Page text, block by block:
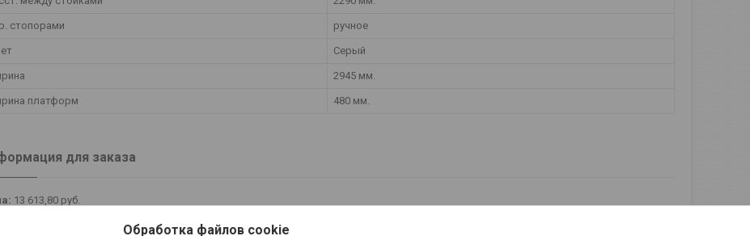
стопорами ручное
Серый
2945 мм.
платформ 480 мм.
для заказа
13 613,80 руб.
Обработка файлов cookie